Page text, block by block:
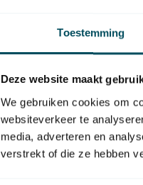
Toestemming
Deze website maakt
We gebruiken cookies om
websiteverkeer te
media, adverteren en
verstrekt of die ze hebben
TM XT6
433 MHz
59,95